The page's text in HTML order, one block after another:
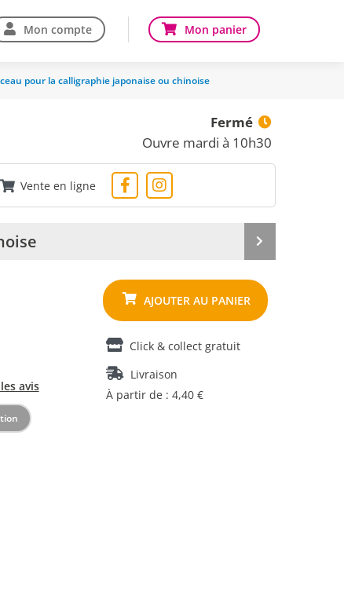
Mon compte Mon panier
pour la calligraphie japonaise ou chinoise
Fermé
Ouvre mardi à 10h30
Vente en ligne
Produit
suivant
avis
Click & collect gratuit
Livraison
À partir de : 4,40 €